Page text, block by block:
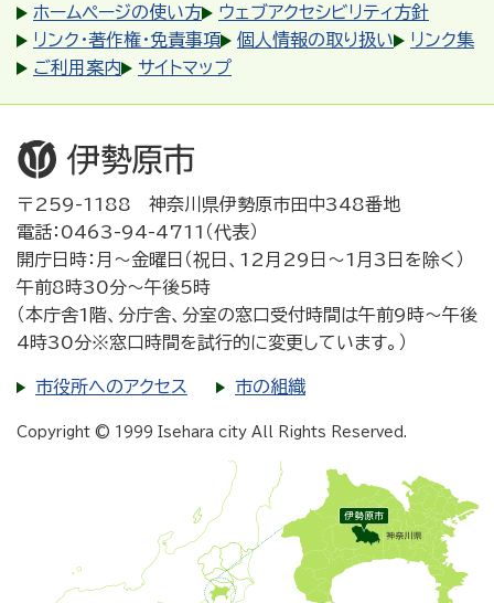
ホームページの使い方
ウェブアクセシビリティ方針
リンク・著作権・免責事項
個人情報の取り扱い
リンク集
ご利用案内
サイトマップ
〒259-1188 神奈川県伊勢原市田中348番地
電話：0463-94-4711（代表）
開庁日時：月～金曜日（祝日、12月29日～1月3日を除く）
午前8時30分～午後5時
（本庁舎1階、分庁舎、分室の窓口受付時間は午前9時～午後
4時30分※窓口時間を試行的に変更しています。）
市役所へのアクセス 市の組織
Copyright © 1999 Isehara city All Rights Reserved.